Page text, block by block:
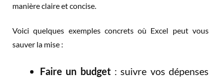
manière claire et concise.
Voici quelques exemples concrets où Excel peut vous
sauver la mise :
Faire un budget : suivre vos dépenses